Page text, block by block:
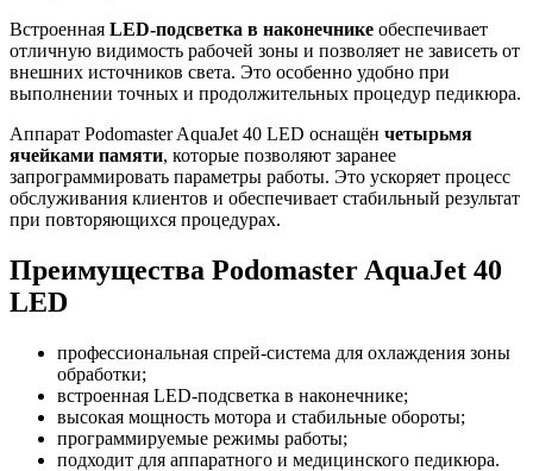
Встроенная LED-подсветка в наконечнике обеспечивает
отличную видимость рабочей зоны и позволяет не зависеть от
внешних источников света. Это особенно удобно при
выполнении точных и продолжительных процедур педикюра.
Аппарат Podomaster AquaJet 40 LED оснащён четырьмя
ячейками памяти, которые позволяют заранее
запрограммировать параметры работы. Это ускоряет процесс
обслуживания клиентов и обеспечивает стабильный результат
при повторяющихся процедурах.
Преимущества Podomaster AquaJet 40
LED
профессиональная спрей-система для охлаждения зоны
обработки;
встроенная LED-подсветка в наконечнике;
высокая мощность мотора и стабильные обороты;
программируемые режимы работы;
подходит для аппаратного и медицинского педикюра.